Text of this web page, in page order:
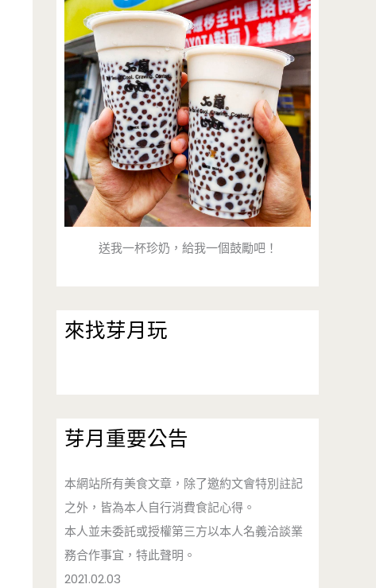
送我一杯珍奶，給我一個鼓勵吧！
來找芽月玩
芽月重要公告
本網站所有美食文章，除了邀約文會特別註記
之外，皆為本人自行消費食記心得。
本人並未委託或授權第三方以本人名義洽談業
務合作事宜，特此聲明。
2021.02.03